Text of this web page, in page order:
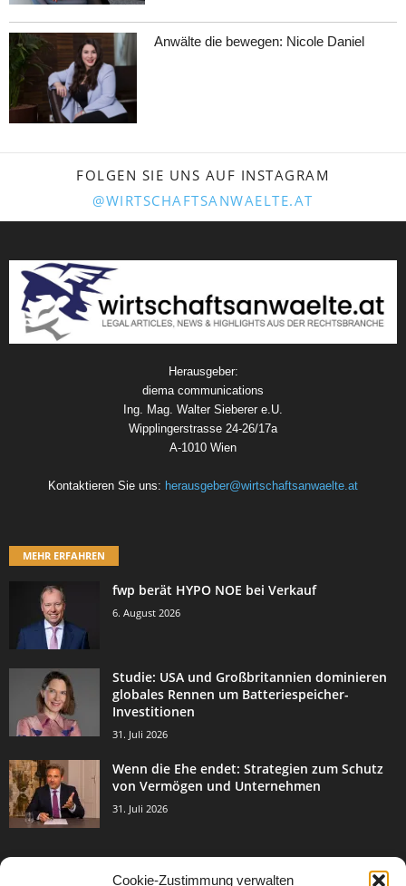
Cookie-Zustimmung verwalten
Anwälte die bewegen: Nicole Daniel
FOLGEN SIE UNS AUF INSTAGRAM
@WIRTSCHAFTSANWAELTE.AT
Herausgeber:
diema communications
Ing. Mag. Walter Sieberer e.U.
Wipplingerstrasse 24-26/17a
A-1010 Wien
Kontaktieren Sie uns: herausgeber@wirtschaftsanwaelte.at
MEHR ERFAHREN
fwp berät HYPO NOE bei Verkauf
6. August 2026
Studie: USA und Großbritannien dominieren
globales Rennen um Batteriespeicher-
Investitionen
31. Juli 2026
Wenn die Ehe endet: Strategien zum Schutz
von Vermögen und Unternehmen
31. Juli 2026